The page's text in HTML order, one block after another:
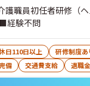
護職員初任者研修（
経験不問
日110日以上 研修制度あ
備 交通費支給 退職